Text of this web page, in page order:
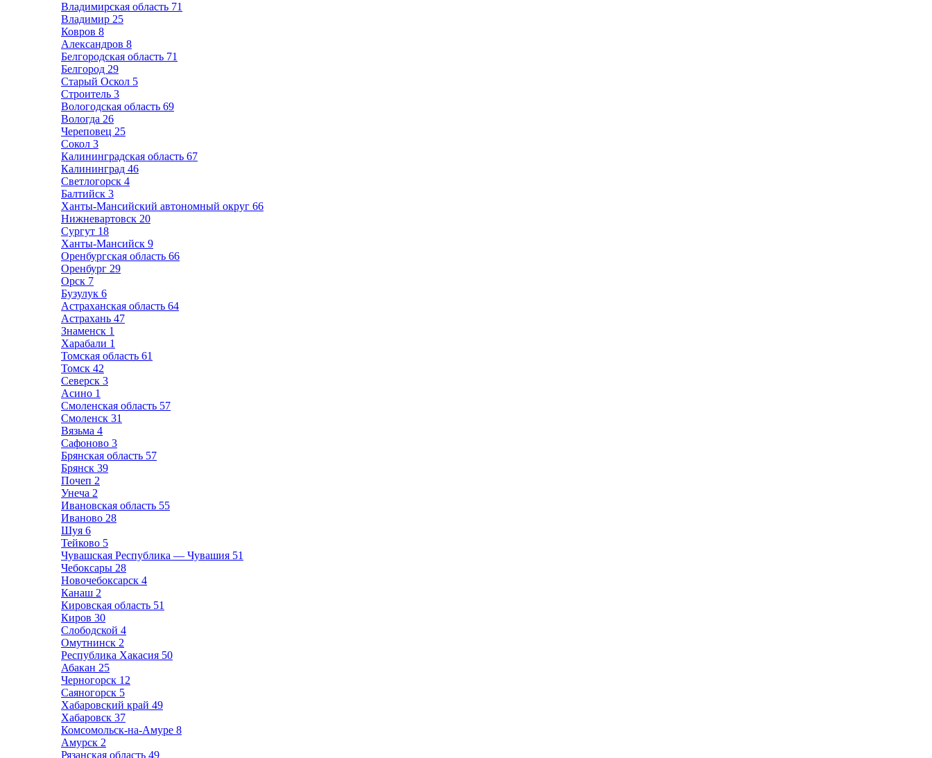
Владимирская область 71
Владимир 25
Ковров 8
Александров 8
Белгородская область 71
Белгород 29
Старый Оскол 5
Строитель 3
Вологодская область 69
Вологда 26
Череповец 25
Сокол 3
Калининградская область 67
Калининград 46
Светлогорск 4
Балтийск 3
Ханты-Мансийский автономный округ 66
Нижневартовск 20
Сургут 18
Ханты-Мансийск 9
Оренбургская область 66
Оренбург 29
Орск 7
Бузулук 6
Астраханская область 64
Астрахань 47
Знаменск 1
Харабали 1
Томская область 61
Томск 42
Северск 3
Асино 1
Смоленская область 57
Смоленск 31
Вязьма 4
Сафоново 3
Брянская область 57
Брянск 39
Почеп 2
Унеча 2
Ивановская область 55
Иваново 28
Шуя 6
Тейково 5
Чувашская Республика — Чувашия 51
Чебоксары 28
Новочебоксарск 4
Канаш 2
Кировская область 51
Киров 30
Слободской 4
Омутнинск 2
Республика Хакасия 50
Абакан 25
Черногорск 12
Саяногорск 5
Хабаровский край 49
Хабаровск 37
Комсомольск-на-Амуре 8
Амурск 2
Рязанская область 49